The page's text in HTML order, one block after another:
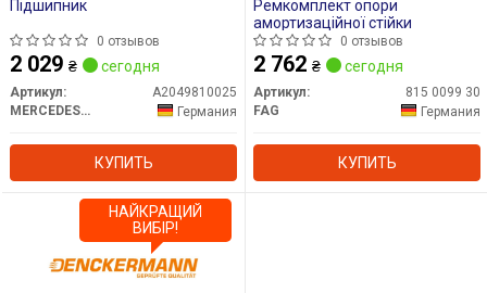
Підшипник
0 отзывов
2 029 ₴ сегодня
Артикул:
A2049810025
MERCEDES-BENZ
Германия
КУПИТЬ
Ремкомплект опори
амортизаційної стійки
0 отзывов
2 762 ₴ сегодня
Артикул:
815 0099 30
FAG
Германия
КУПИТЬ
НАЙКРАЩИЙ
ВИБІР!